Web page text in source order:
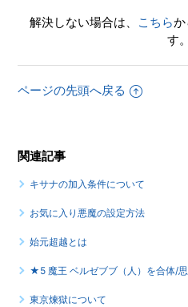
解決しない場合は、 こちらか
す。
ページの先頭へ戻る
関連記事
キサナの加入条件について
お気に入り悪魔の設定方法
始元超越とは
★5 魔王 ベルゼブブ（人）を合体/
東京煉獄について